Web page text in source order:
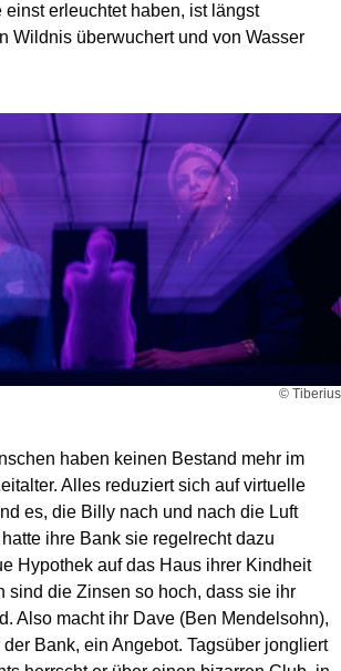
einst erleuchtet haben, ist längst
Wildnis überwuchert und von Wasser
© Tiberius
haben keinen Bestand mehr im
Alles reduziert sich auf virtuelle
es, die Billy nach und nach die Luft
ihre Bank sie regelrecht dazu
Hypothek auf das Haus ihrer Kindheit
sind die Zinsen so hoch, dass sie ihr
Also macht ihr Dave (Ben Mendelsohn),
Bank, ein Angebot. Tagsüber jongliert